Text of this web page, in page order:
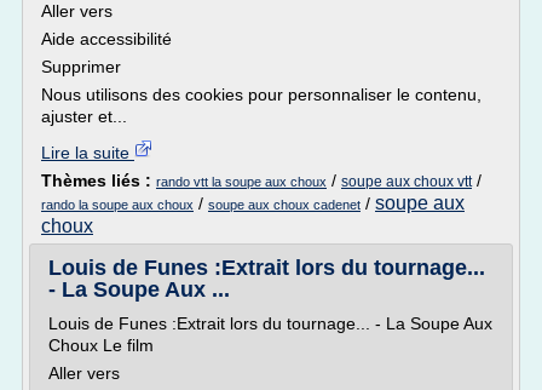
Aller vers
Aide accessibilité
Supprimer
Nous utilisons des cookies pour personnaliser le contenu,
ajuster et...
Lire la suite
Thèmes liés : rando vtt la soupe aux choux / soupe aux choux vtt/
rando la soupe aux choux / soupe aux choux cadenet / soupe aux
choux
Louis de Funes :Extrait lors du tournage...
- La Soupe Aux ...
Louis de Funes :Extrait lors du tournage... - La Soupe Aux
Choux Le film
Aller vers